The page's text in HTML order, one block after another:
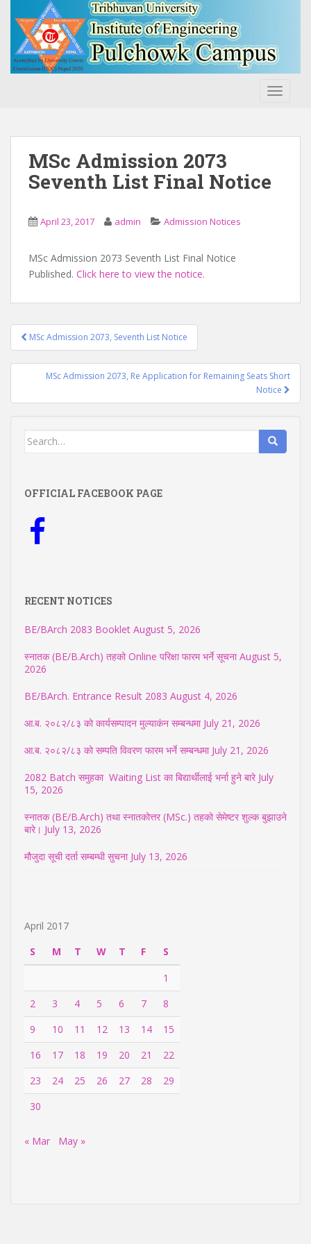
MSc Admission 2073
Seventh List Final Notice
April 23, 2017 admin Admission Notices
MSc Admission 2073 Seventh List Final Notice
Published. Click here to view the notice.
Post
navigation
MSc Admission 2073, Seventh List Notice
MSc Admission 2073, Re Application for Remaining Seats Short
Notice
Search
OFFICIAL FACEBOOK PAGE
RECENT NOTICES
BE/BArch 2083 Booklet August 5, 2026
स्नातक (BE/B.Arch) तहको Online परिक्षा फारम भर्ने सूचना August 5,
2026
BE/BArch. Entrance Result 2083 August 4, 2026
आ.ब. २०८२/८३ को कार्यसम्पादन मुल्याकंन सम्बन्धमा July 21, 2026
आ.ब. २०८२/८३ को सम्पति विवरण फारम भर्ने सम्बन्धमा July 21, 2026
2082 Batch समुहका Waiting List का बिद्यार्थीलाई भर्ना हुने बारे July
15, 2026
स्नातक (BE/B.Arch) तथा स्नातकोत्तर (MSc.) तहको सेमेष्टर शुल्क बुझाउने
बारे। July 13, 2026
मौजुदा सूची दर्ता सम्बम्धी सुचना July 13, 2026
April 2017
S
M T W T F
S
1
2
3 4 5 6 7
8
9
10 11 12 13 14
15
16
17 18 19 20 21
22
23
24 25 26 27 28
29
30
« Mar May »